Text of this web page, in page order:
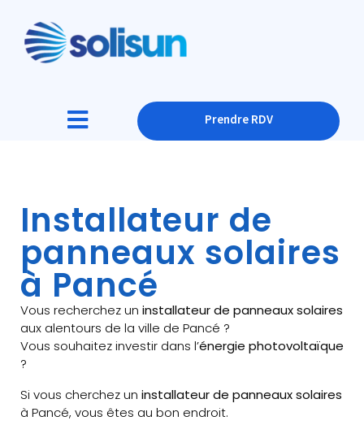
Prendre RDV
Installateur de
panneaux solaires
à Pancé
Vous recherchez un installateur de panneaux solaires
aux alentours de la ville de Pancé ?
Vous souhaitez investir dans l’énergie photovoltaïque
?
Si vous cherchez un installateur de panneaux solaires
à Pancé, vous êtes au bon endroit.